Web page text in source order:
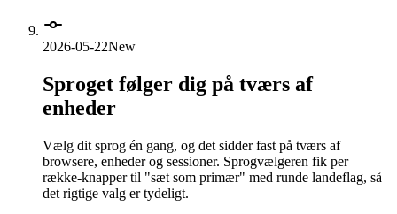
2026-05-22New
Sproget følger dig på tværs af
enheder
Vælg dit sprog én gang, og det sidder fast på tværs af
browsere, enheder og sessioner. Sprogvælgeren fik per
række-knapper til "sæt som primær" med runde landeflag, så
det rigtige valg er tydeligt.